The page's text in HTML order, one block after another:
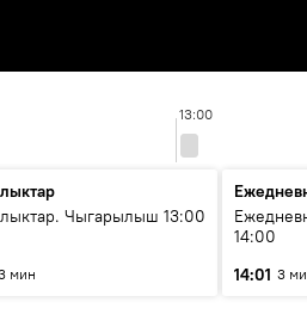
13:00
Чыгарылыш 13:00
мин
14:00
14:01 3